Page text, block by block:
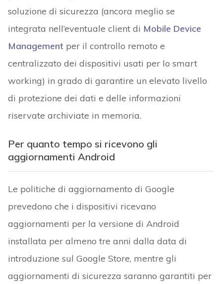
soluzione di sicurezza (ancora meglio se
integrata nell’eventuale client di Mobile Device
Managementper il controllo remoto e
centralizzato dei dispositivi usati per lo smart
working) in grado di garantire un elevato livello
di protezione dei dati e delle informazioni
riservate archiviate in memoria.
Per quanto tempo si ricevono gli
aggiornamenti Android
Le politiche di aggiornamento di Google
prevedono che i dispositivi ricevano
aggiornamenti per la versione di Android
installata per almeno tre anni dalla data di
introduzione sul Google Store, mentre gli
aggiornamenti di sicurezza saranno garantiti per